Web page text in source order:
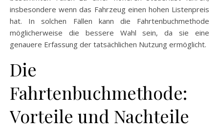
insbesondere wenn das Fahrzeug einen hohen Listenpreis
hat. In solchen Fällen kann die Fahrtenbuchmethode
möglicherweise die bessere Wahl sein, da sie eine
genauere Erfassung der tatsächlichen Nutzung ermöglicht.
Die
Fahrtenbuchmethode:
Vorteile und Nachteile